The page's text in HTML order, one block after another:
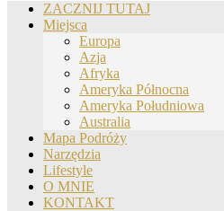
ZACZNIJ TUTAJ
Miejsca
Europa
Azja
Afryka
Ameryka Północna
Ameryka Południowa
Australia
Mapa Podróży
Narzędzia
Lifestyle
O MNIE
KONTAKT